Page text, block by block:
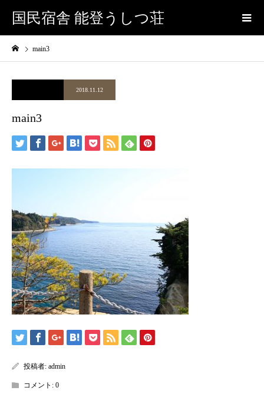
国民宿舎 能登うしつ荘
main3
2018.11.12
main3
投稿者: admin
コメント: 0